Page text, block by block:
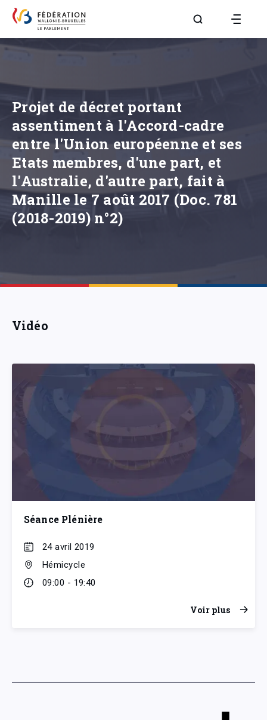
Aller à la page
Projet de décret portant
assentiment à l'Accord-cadre
entre l'Union européenne et ses
Etats membres, d'une part, et
l'Australie, d'autre part, fait à
Manille le 7 août 2017 (Doc. 781
(2018-2019) n°2)
Vidéo
Séance Plénière
24 avril 2019
Hémicycle
09:00 - 19:40
Voir plus